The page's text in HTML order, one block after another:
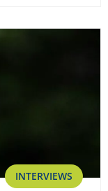
INTERVIEWS